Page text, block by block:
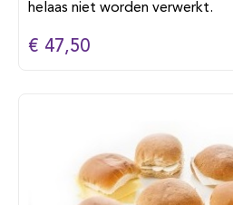
helaas niet worden verwerkt.
€ 47,50